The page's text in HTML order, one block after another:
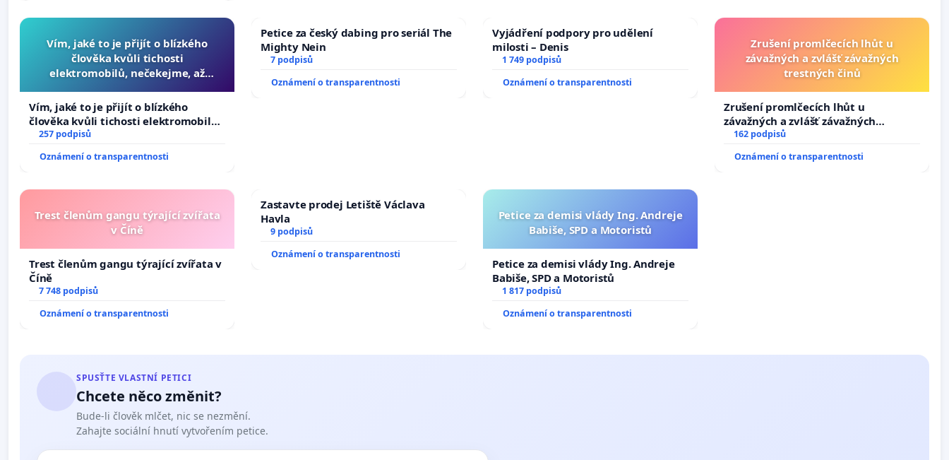
Vím, jaké to je přijít o blízkého
člověka kvůli tichosti
elektromobilů, nečekejme, až
auta!
Vím, jaké to je přijít o blízkého
člověka kvůli tichosti elektromobilů,
nečekejme, až přibydou další,
zaveďme slyšitelná auta!
257 podpisů
Oznámení o transparentnosti
Petice za český dabing pro seriál The
Mighty Nein
7 podpisů
Oznámení o transparentnosti
Vyjádření podpory pro udělení
milosti – Denis
1 749 podpisů
Oznámení o transparentnosti
Zrušení promlčecích lhůt u
závažných a zvlášť závažných
trestných činů
Zrušení promlčecích lhůt u
závažných a zvlášť závažných
trestných činů
162 podpisů
Oznámení o transparentnosti
Trest členům gangu týrající zvířata
v Číně
Trest členům gangu týrající zvířata v
Číně
7 748 podpisů
Oznámení o transparentnosti
Zastavte prodej Letiště Václava
Havla
9 podpisů
Oznámení o transparentnosti
Petice za demisi vlády Ing. Andreje
Babiše, SPD a Motoristů
Petice za demisi vlády Ing. Andreje
Babiše, SPD a Motoristů
1 817 podpisů
Oznámení o transparentnosti
SPUSŤTE VLASTNÍ PETICI
Chcete něco změnit?
Bude-li člověk mlčet, nic se nezmění.
Zahajte sociální hnutí vytvořením petice.